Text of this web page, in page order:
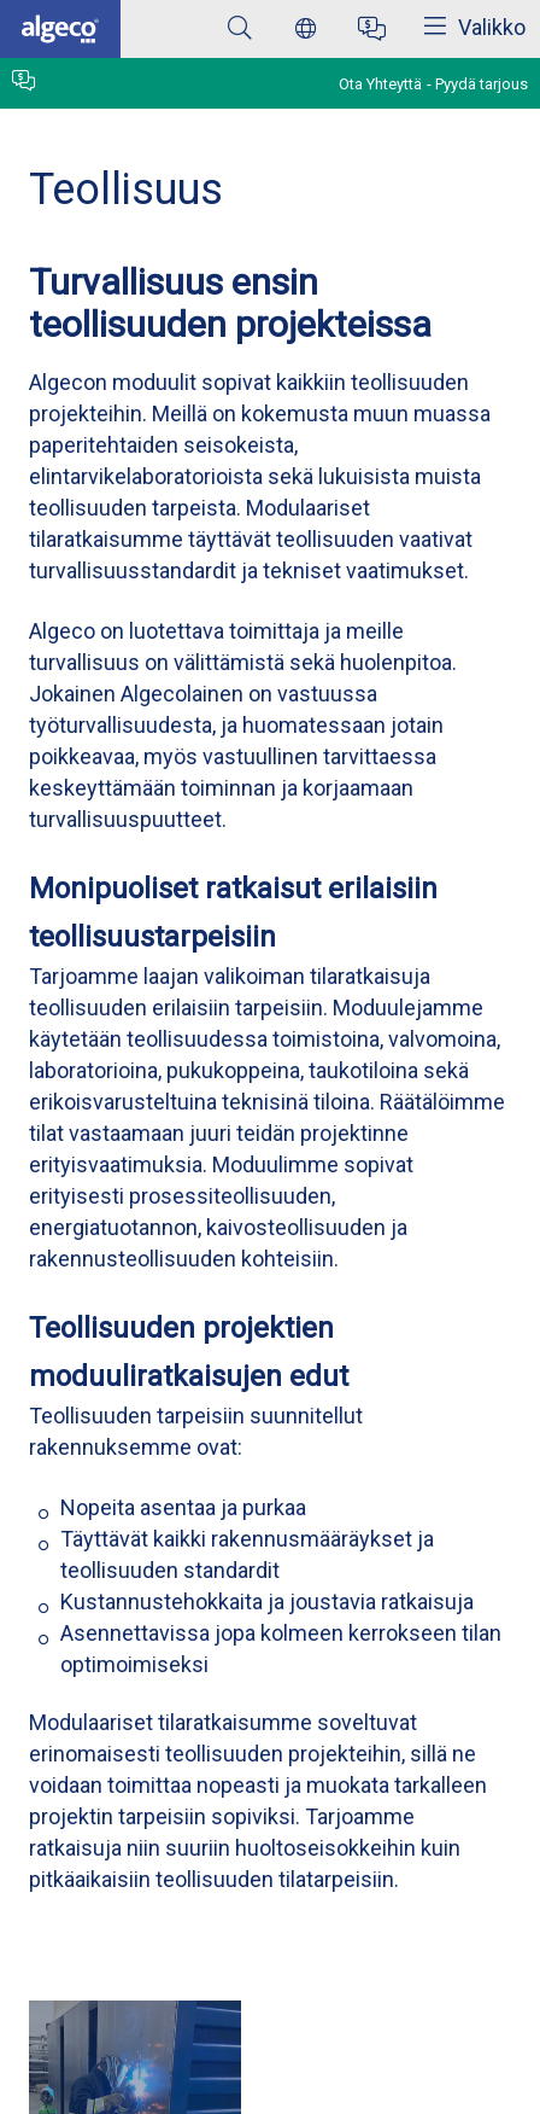
Skip
main
content
Valikko
Ota Yhteyttä Pyydä tarjous
Teollisuus
Turvallisuus ensin
teollisuuden projekteissa
Algecon moduulit sopivat kaikkiin teollisuuden
projekteihin. Meillä on kokemusta muun muassa
paperitehtaiden seisokeista,
elintarvikelaboratorioista sekä lukuisista muista
teollisuuden tarpeista. Modulaariset
tilaratkaisumme täyttävät teollisuuden vaativat
turvallisuusstandardit ja tekniset vaatimukset.
Algeco on luotettava toimittaja ja meille
turvallisuus on välittämistä sekä huolenpitoa.
Jokainen Algecolainen on vastuussa
työturvallisuudesta, ja huomatessaan jotain
poikkeavaa, myös vastuullinen tarvittaessa
keskeyttämään toiminnan ja korjaamaan
turvallisuuspuutteet.
Monipuoliset ratkaisut erilaisiin
teollisuustarpeisiin
Tarjoamme laajan valikoiman tilaratkaisuja
teollisuuden erilaisiin tarpeisiin. Moduulejamme
käytetään teollisuudessa toimistoina, valvomoina,
laboratorioina, pukukoppeina, taukotiloina sekä
erikoisvarusteltuina teknisinä tiloina. Räätälöimme
tilat vastaamaan juuri teidän projektinne
erityisvaatimuksia. Moduulimme sopivat
erityisesti prosessiteollisuuden,
energiatuotannon, kaivosteollisuuden ja
rakennusteollisuuden kohteisiin.
Teollisuuden projektien
moduuliratkaisujen edut
Teollisuuden tarpeisiin suunnitellut
rakennuksemme ovat:
Nopeita asentaa ja purkaa
Täyttävät kaikki rakennusmääräykset ja
teollisuuden standardit
Kustannustehokkaita ja joustavia ratkaisuja
Asennettavissa jopa kolmeen kerrokseen tilan
optimoimiseksi
Modulaariset tilaratkaisumme soveltuvat
erinomaisesti teollisuuden projekteihin, sillä ne
voidaan toimittaa nopeasti ja muokata tarkalleen
projektin tarpeisiin sopiviksi. Tarjoamme
ratkaisuja niin suuriin huoltoseisokkeihin kuin
pitkäaikaisiin teollisuuden tilatarpeisiin.